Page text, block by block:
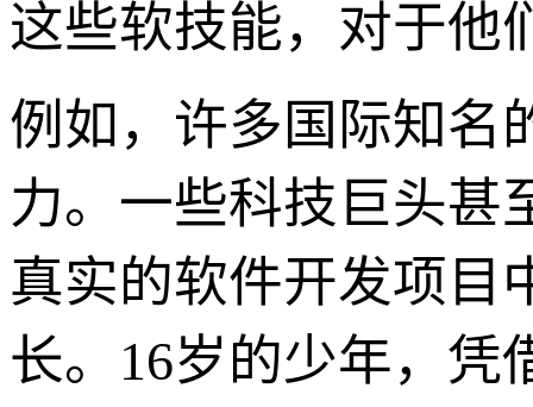
这些软技能，对于他
例如，许多国际知名
力。一些科技巨头甚
真实的软件开发项目
长。16岁的少年，凭